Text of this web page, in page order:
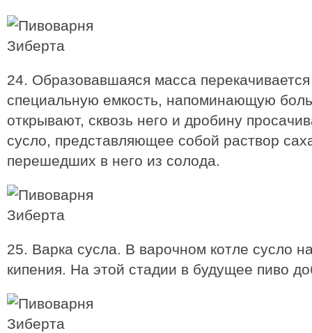
24. Образовавшаяся масса
специальную емкость, напоминающую
открывают, сквозь него и дробину
сусло, представляющее собой раствор
перешедших в него из солода.
25. Варка сусла. В варочном котле сусло
кипения. На этой стадии в будущее пиво